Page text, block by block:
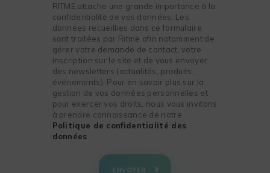
RITME attache une grande importance à la
confidentialité de vos données. Les
données recueillies dans ce formulaire
sont traitées par Ritme afin notamment de
gérer votre demande de contact, votre
inscription sur le site et de vous envoyer
des newsletters (actualités, produits,
événements). Pour en savoir plus sur la
gestion de vos données personnelles et
pour exercer vos droits, nous vous invitons
à prendre connaissance de notre
Politique de confidentialité des
données
ENVOYER